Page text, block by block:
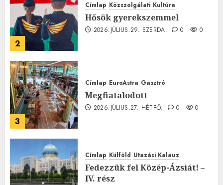
2
Címlap Közszolgálati Kultúra
Hősök gyerekszemmel
2026.JÚLIUS.29. SZERDA. 0 0
3
Címlap EuroAstra Gasztró
Megfiatalodott
2026.JÚLIUS.27. HÉTFŐ. 0 0
Címlap Külföld Utazási Kalauz
Fedezzük fel Közép-Ázsiát! –
IV. rész